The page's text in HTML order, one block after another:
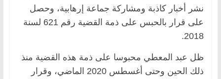
نشر أخبار كاذبة ومشاركة جماعة إرهابية، وحصل
على قرار بالحبس على ذمة القضية رقم 621 لسنة
2018.
ظل عبد المعطي محبوسا على ذمة هذه القضية منذ
ذلك الحين وحتى أغسطس 2020 الماضي، وقرار